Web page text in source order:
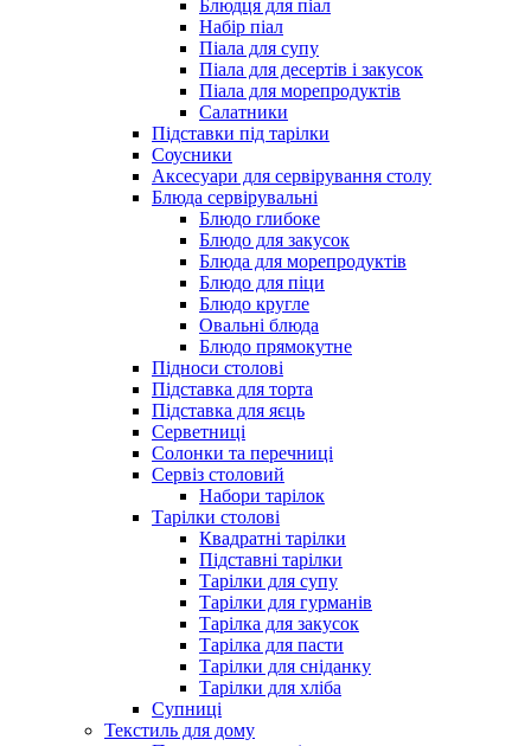
Блюдця для піал
Набір піал
Піала для супу
Піала для десертів і закусок
Піала для морепродуктів
Салатники
Підставки під тарілки
Соусники
Аксесуари для сервірування столу
Блюда сервірувальні
Блюдо глибоке
Блюдо для закусок
Блюда для морепродуктів
Блюдо для піци
Блюдо кругле
Овальні блюда
Блюдо прямокутне
Підноси столові
Підставка для торта
Підставка для яєць
Серветниці
Солонки та перечниці
Сервіз столовий
Набори тарілок
Тарілки столові
Квадратні тарілки
Підставні тарілки
Тарілки для супу
Тарілки для гурманів
Тарілка для закусок
Тарілка для пасти
Тарілки для сніданку
Тарілки для хліба
Супниці
Текстиль для дому